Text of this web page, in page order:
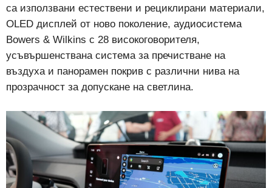
са използвани естествени и рециклирани материали,
OLED дисплей от ново поколение, аудиосистема
Bowers & Wilkins с 28 високоговорителя,
усъвършенствана система за пречистване на
въздуха и панорамен покрив с различни нива на
прозрачност за допускане на светлина.